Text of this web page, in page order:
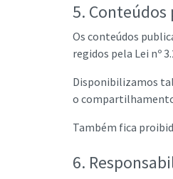
5.
Os conteúdos
regidos pela Lei nº
Disponibilizamos
o
Também fica
6.